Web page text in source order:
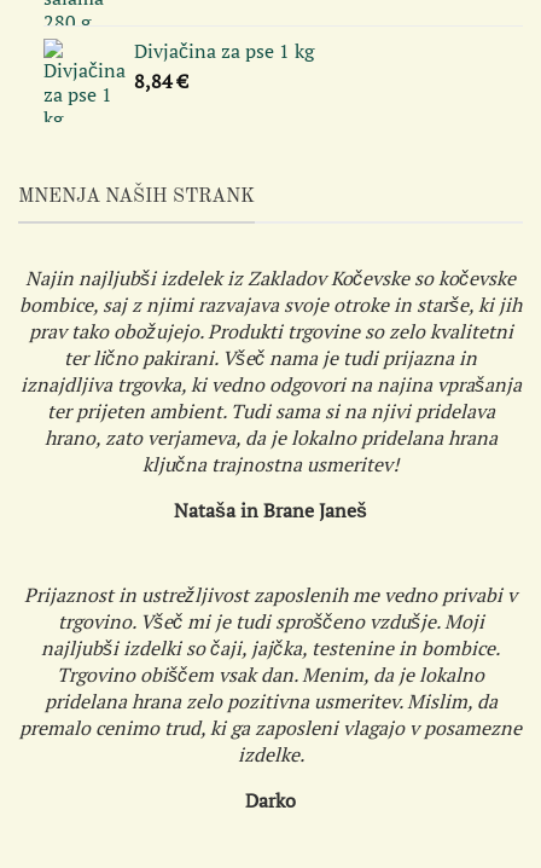
MNENJA NAŠIH STRANK
Najin najljubši izdelek iz Zakladov Kočevske so kočevske
bombice, saj z njimi razvajava svoje otroke in starše, ki jih
prav tako obožujejo. Produkti trgovine so zelo kvalitetni
ter lično pakirani. Všeč nama je tudi prijazna in
iznajdljiva trgovka, ki vedno odgovori na najina vprašanja
ter prijeten ambient. Tudi sama si na njivi pridelava
hrano, zato verjameva, da je lokalno pridelana hrana
ključna trajnostna usmeritev!
Nataša in Brane Janeš
Prijaznost in ustrežljivost zaposlenih me vedno privabi v
trgovino. Všeč mi je tudi sproščeno vzdušje. Moji
najljubši izdelki so čaji, jajčka, testenine in bombice.
Trgovino obiščem vsak dan. Menim, da je lokalno
pridelana hrana zelo pozitivna usmeritev. Mislim, da
premalo cenimo trud, ki ga zaposleni vlagajo v posamezne
izdelke.
Darko
Divjačina za pse 1 kg
8,84€